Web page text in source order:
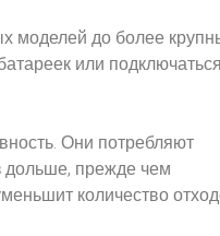
моделей до более
или
Они потребляют
дольше, прежде чем
количество